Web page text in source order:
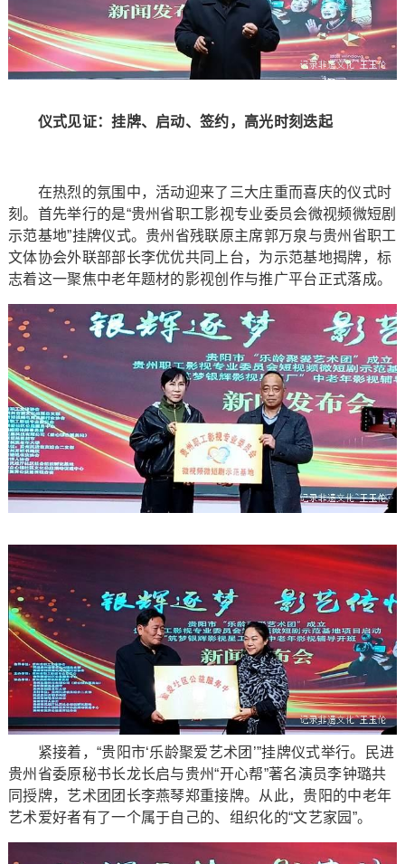
仪式见证：挂牌、启动、签约，高光时刻迭起
在热烈的氛围中，活动迎来了三大庄重而喜庆的仪式时
刻。首先举行的是“贵州省职工影视专业委员会微视频微短剧
示范基地”挂牌仪式。贵州省残联原主席郭万泉与贵州省职工
文体协会外联部部长李优优共同上台，为示范基地揭牌，标
志着这一聚焦中老年题材的影视创作与推广平台正式落成。
紧接着，“贵阳市‘乐龄聚爱艺术团’”挂牌仪式举行。民进
贵州省委原秘书长龙长启与贵州“开心帮”著名演员李钟璐共
同授牌，艺术团团长李燕琴郑重接牌。从此，贵阳的中老年
艺术爱好者有了一个属于自己的、组织化的“文艺家园”。